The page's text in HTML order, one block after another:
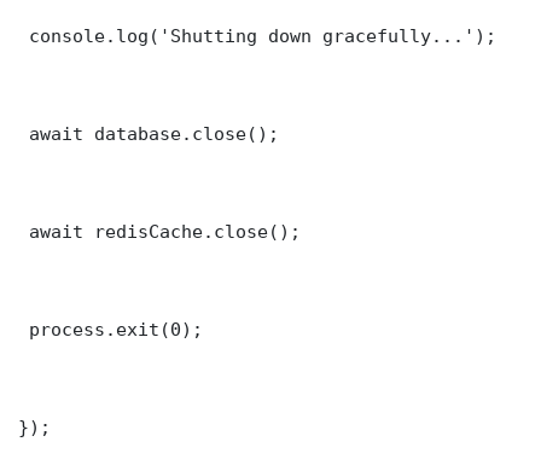
console.log('Shutting down gracefully...');
await database.close();
await redisCache.close();
process.exit(0);
});